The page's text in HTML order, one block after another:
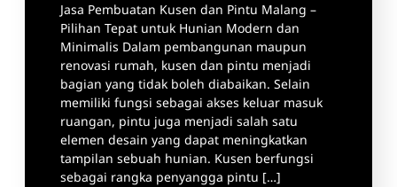
Jasa Pembuatan Kusen dan Pintu Malang –
Pilihan Tepat untuk Hunian Modern dan
Minimalis Dalam pembangunan maupun
renovasi rumah, kusen dan pintu menjadi
bagian yang tidak boleh diabaikan. Selain
memiliki fungsi sebagai akses keluar masuk
ruangan, pintu juga menjadi salah satu
elemen desain yang dapat meningkatkan
tampilan sebuah hunian. Kusen berfungsi
sebagai rangka penyangga pintu […]